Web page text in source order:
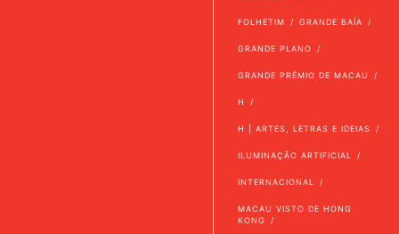
FOLHETIM GRANDE BAÍA
GRANDE PLANO
GRANDE PRÉMIO DE MACAU
H
H | ARTES, LETRAS E IDEIAS
ILUMINAÇÃO ARTIFICIAL
INTERNACIONAL
MACAU VISTO DE HONG
KONG